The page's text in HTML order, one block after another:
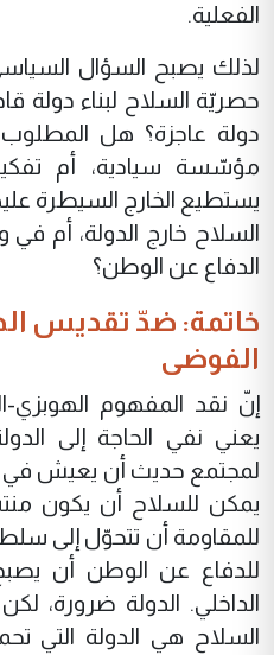
الفعلية.
لذلك يصبح السؤال
حصريّة السلاح لبناء دولة
دولة عاجزة؟ هل المطلوب
مؤسّسة سيادية، أم
يستطيع الخارج السيطرة
السلاح خارج الدولة، أم
الدفاع عن الوطن؟
خاتمة: ضدّ تقديس
الفوضى
إنّ نقد المفهوم الهوبزي-
يعني نفي الحاجة إلى
لمجتمع حديث أن يعيش في
يمكن للسلاح أن يكون
للمقاومة أن تتحوّل إلى
للدفاع عن الوطن أن
الداخلي. الدولة ضرورة،
السلاح هي الدولة التي